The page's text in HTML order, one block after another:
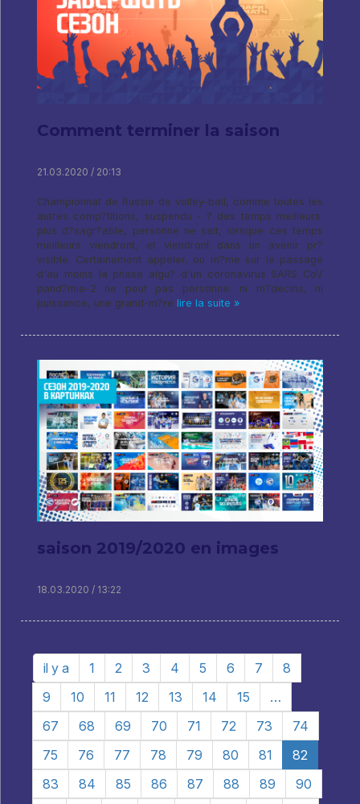
Comment terminer la saison
21.03.2020 / 20:13
Championnat de Russie de volley-ball, comme toutes les
autres comp?titions, suspendu - ? des temps meilleurs.
plus d?sagr?able, personne ne sait, lorsque ces temps
meilleurs viendront, et viendront dans un avenir pr?
visible. Certainement appeler, ou m?me sur le passage
d'au moins la phase aigu? d'un coronavirus SARS CoV
pand?mie-2 ne peut pas personne: ni m?decins, ni
puissance, une grand-m?re lire la suite »
saison 2019/2020 en images
18.03.2020 / 13:22
il y a 1 2 3 4 5 6 7
8
9
10 11 12 13 14 15
…
67
68 69 70 71 72 73
74
75
76 77 78 79 80 81
82
83
84 85 86 87 88 89
90